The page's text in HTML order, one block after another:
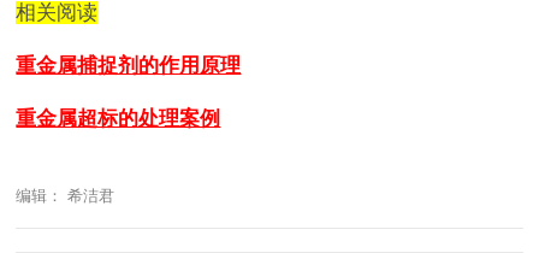
相关阅读
重金属捕捉剂的作用原理
重金属超标的处理案例
编辑： 希洁君